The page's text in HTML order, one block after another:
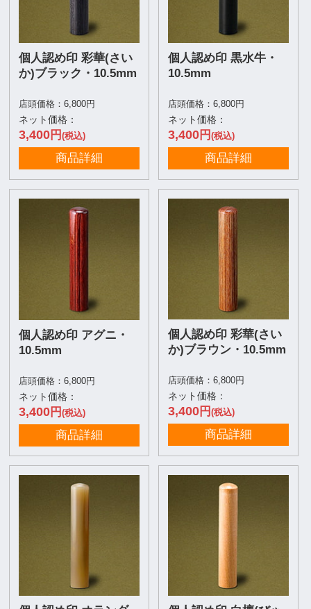
個人認め印 彩華(さい
か)ブラック・10.5mm
店頭価格：6,800円
ネット価格：
3,400円(税込)
商品詳細
個人認め印 黒水牛・
10.5mm
店頭価格：6,800円
ネット価格：
3,400円 (税込)
商品詳細
個人認め印 アグニ・
10.5mm
店頭価格：6,800円
ネット価格：
3,400円(税込)
商品詳細
個人認め印 彩華(さい
か)ブラウン・10.5mm
店頭価格：6,800円
ネット価格：
3,400円 (税込)
商品詳細